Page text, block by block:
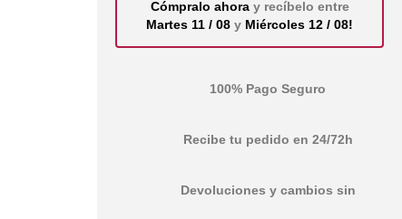
Cómpralo ahora y recíbelo entre
Martes 11 / 08 y Miércoles 12 / 08!
100% Pago Seguro
Recibe tu pedido en 24/72h
Devoluciones y cambios sin